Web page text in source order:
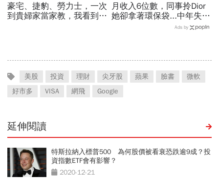
豪宅、捷豹、勞力士，一次
到貴婦家當家教，我看到中
月收入6位數，同事拎Dior
她卻拿著環保袋...中年失業
兩樣情：年輕不理財，你不
Ads by
美股 投資 理財 尖牙股 蘋果 臉書
微軟
好市多
VISA 網飛 Google
延伸閱讀
特斯拉納入標普500 為何股價被看衰恐跌逾9成？投
資指數ETF會有影響？
2020-12-21